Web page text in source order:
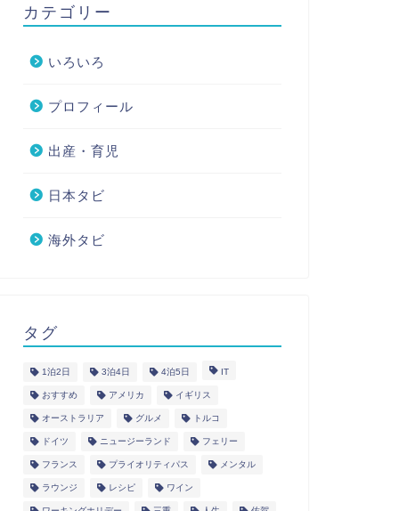
カテゴリー
いろいろ
プロフィール
出産・育児
日本タビ
海外タビ
タグ
1泊2日 3泊4日 4泊5日 IT
おすすめ アメリカ イギリス
オーストラリア グルメ トルコ
ドイツ ニュージーランド フェリー
フランス プライオリティパス メンタル
ラウンジ レシピ ワイン